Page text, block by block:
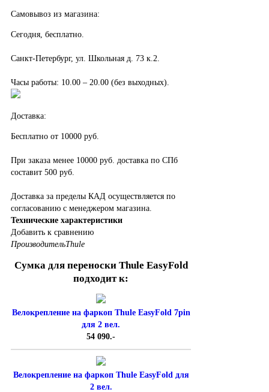
Самовывоз из магазина:
Сегодня, бесплатно.
Санкт-Петербург, ул. Школьная д. 73 к.2.
Часы работы: 10.00 – 20.00 (без выходных).
Доставка:
Бесплатно от 10000 руб.
При заказа менее 10000 руб. доставка по СПб
составит 500 руб.
Доставка за пределы КАД осуществляется по
согласованию с менеджером магазина.
Технические характеристики
Добавить к сравнению
ПроизводительThule
Сумка для переноски Thule EasyFold
подходит к:
Велокрепление на фаркоп Thule EasyFold 7pin
для 2 вел.
54 090.-
Велокрепление на фаркоп Thule EasyFold для
2 вел.